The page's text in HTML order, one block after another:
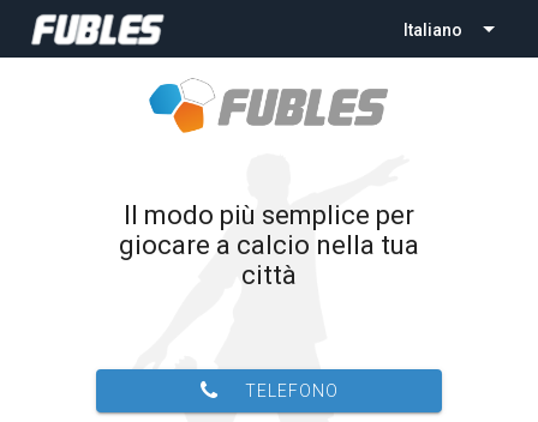
Italiano
Il modo più semplice per
giocare a calcio nella tua
città
TELEFONO